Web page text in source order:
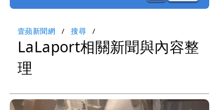
壹蘋新聞網 搜尋
LaLaport相關新聞與內容整
理